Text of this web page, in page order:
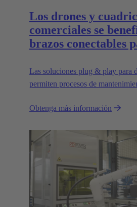
Los drones y
comerciales se
brazos conectables
Las soluciones plug & play para
permiten procesos de
escalabilidad, por ejemplo, para
Obtenga más información